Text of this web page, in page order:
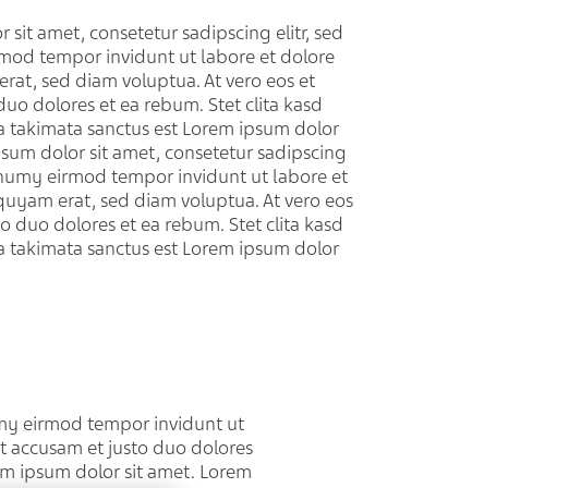
sit amet, consetetur sadipscing elitr, sed
tempor invidunt ut labore et dolore
sed diam voluptua. At vero eos et
dolores et ea rebum. Stet clita kasd
takimata sanctus est Lorem ipsum dolor
dolor sit amet, consetetur sadipscing
eirmod tempor invidunt ut labore et
erat, sed diam voluptua. At vero eos
duo dolores et ea rebum. Stet clita kasd
takimata sanctus est Lorem ipsum dolor
eirmod tempor invidunt ut
et justo duo dolores
ipsum dolor sit amet. Lorem